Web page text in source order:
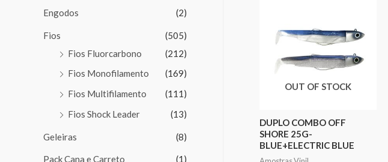
Engodos (2)
Fios
(505)
Fios Fluorcarbono
(212)
Fios Monofilamento
(169)
Fios Multifilamento
(111)
Fios Shock Leader
(13)
Geleiras (8)
Pack Cana e Carreto (1)
OUT OF STOCK
DUPLO COMBO OFF
SHORE 25G-
BLUE+ELECTRIC BLUE